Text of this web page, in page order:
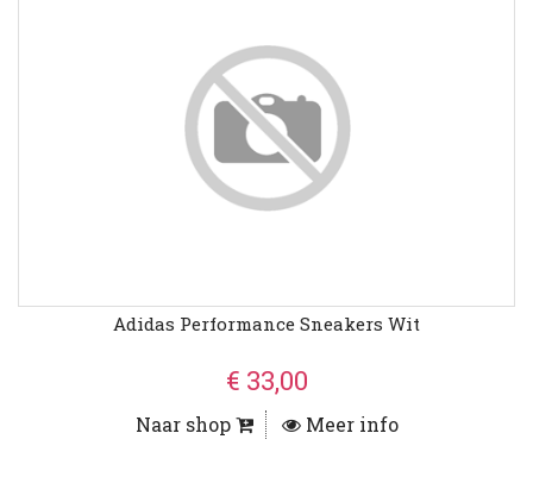
Adidas Performance Sneakers Wit
€ 33,00
Naar shop Meer info